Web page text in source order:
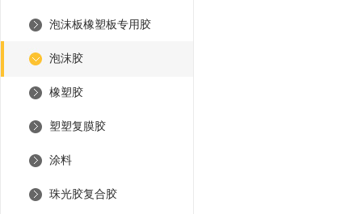
泡沫板橡塑板专用胶
泡沫胶
橡塑胶
塑塑复膜胶
涂料
珠光胶复合胶